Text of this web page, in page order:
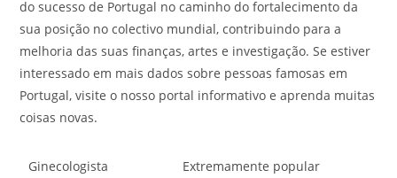
do sucesso de Portugal no caminho do fortalecimento da
sua posição no colectivo mundial, contribuindo para a
melhoria das suas finanças, artes e investigação. Se estiver
interessado em mais dados sobre pessoas famosas em
Portugal, visite o nosso portal informativo e aprenda muitas
coisas novas.
Ginecologista Extremamente popular